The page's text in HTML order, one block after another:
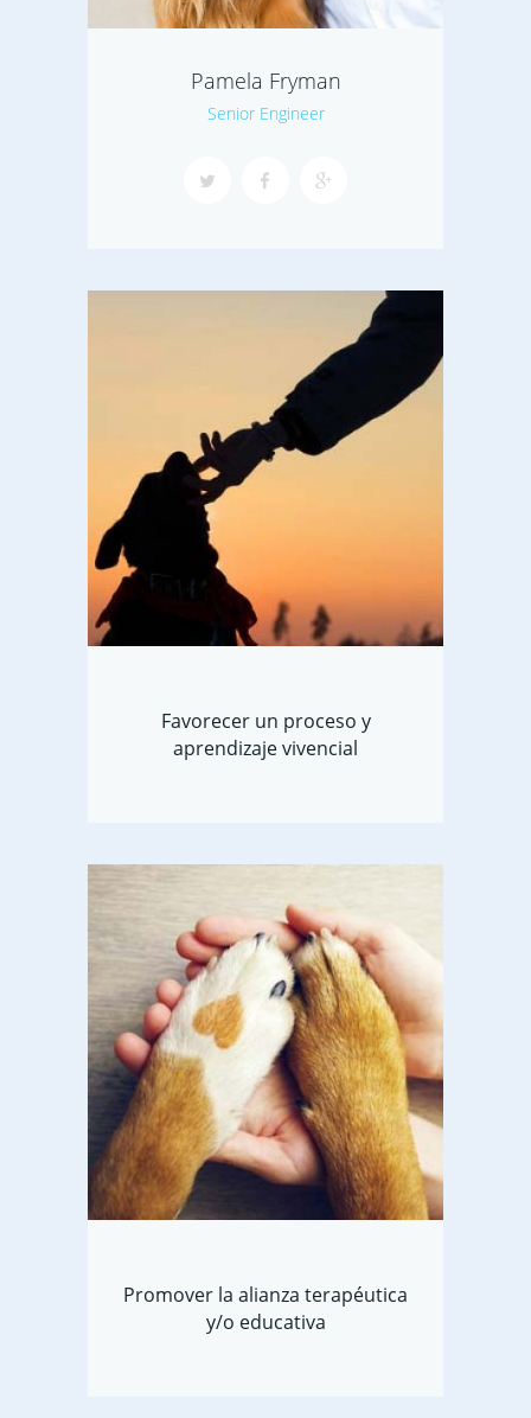
Pamela Fryman
Senior Engineer
Favorecer un proceso y
aprendizaje vivencial
Promover la alianza terapéutica
y/o educativa